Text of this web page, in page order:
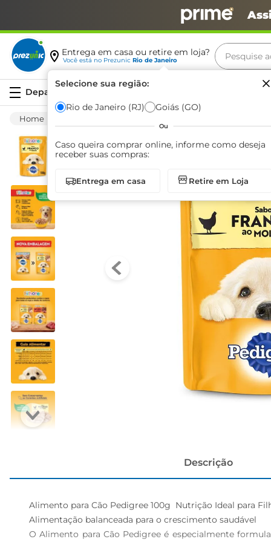
Entrega em casa ou retire em loja?
Você está no Prezunic Rio de Janeiro
Selecione sua região:
Rio de Janeiro (RJ) Goiás (GO)
Ou
Caso queira comprar online, informe como deseja
receber suas compras:
Entrega em casa Retire em Loja
Pesquise
Descrição
Alimento para Cão Pedigree 100g  Nutrição Ideal para
Alimentação balanceada para o crescimento saudável
O Alimento para Cão Pedigree é especialmente
Termos
café
biscoito
azeite
arroz
iogurte
papel
cerveja